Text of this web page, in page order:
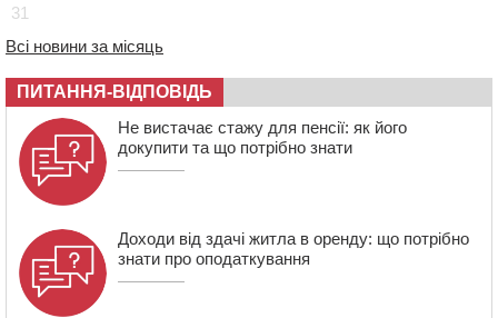
14:02
сміттєзвалища
13:26 На Черкащині сьогодні очікують грози, зливи, град та
шквали до 22 м/с
31
Всі новини за місяць
ПИТАННЯ-ВІДПОВІДЬ
Не вистачає стажу для пенсії: як його
докупити та що потрібно знати
Доходи від здачі житла в оренду: що потрібно
знати про оподаткування